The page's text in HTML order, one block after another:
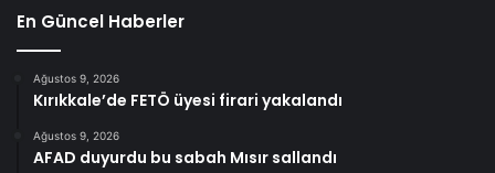
En Güncel Haberler
Ağustos 9, 2026
Kırıkkale’de FETÖ üyesi firari yakalandı
Ağustos 9, 2026
AFAD duyurdu bu sabah Mısır sallandı